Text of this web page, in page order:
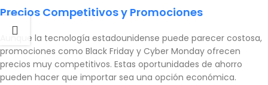
Precios Competitivos y Promociones
Aunque la tecnología estadounidense puede parecer costosa,
promociones como Black Friday y Cyber Monday ofrecen
precios muy competitivos. Estas oportunidades de ahorro
pueden hacer que importar sea una opción económica.